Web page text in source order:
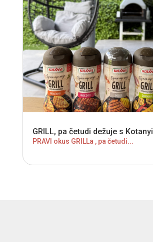
GRILL, pa četudi dežuje s Kotanyi
PRAVI okus GRILLa , pa četudi...